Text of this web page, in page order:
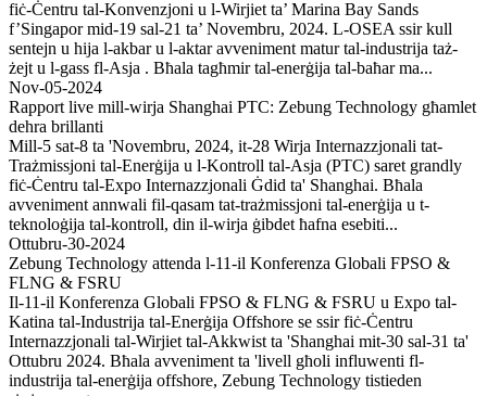
fiċ-Ċentru tal-Konvenzjoni u l-Wirjiet ta’ Marina Bay Sands
f’Singapor mid-19 sal-21 ta’ Novembru, 2024. L-OSEA ssir kull
sentejn u hija l-akbar u l-aktar avveniment matur tal-industrija taż-
żejt u l-gass fl-Asja . Bħala tagħmir tal-enerġija tal-baħar ma...
Nov-05-2024
Rapport live mill-wirja Shanghai PTC: Zebung Technology għamlet
dehra brillanti
Mill-5 sat-8 ta 'Novembru, 2024, it-28 Wirja Internazzjonali tat-
Trażmissjoni tal-Enerġija u l-Kontroll tal-Asja (PTC) saret grandly
fiċ-Ċentru tal-Expo Internazzjonali Ġdid ta' Shanghai. Bħala
avveniment annwali fil-qasam tat-trażmissjoni tal-enerġija u t-
teknoloġija tal-kontroll, din il-wirja ġibdet ħafna esebiti...
Ottubru-30-2024
Zebung Technology attenda l-11-il Konferenza Globali FPSO &
FLNG & FSRU
Il-11-il Konferenza Globali FPSO & FLNG & FSRU u Expo tal-
Katina tal-Industrija tal-Enerġija Offshore se ssir fiċ-Ċentru
Internazzjonali tal-Wirjiet tal-Akkwist ta 'Shanghai mit-30 sal-31 ta'
Ottubru 2024. Bħala avveniment ta 'livell għoli influwenti fl-
industrija tal-enerġija offshore, Zebung Technology tistieden